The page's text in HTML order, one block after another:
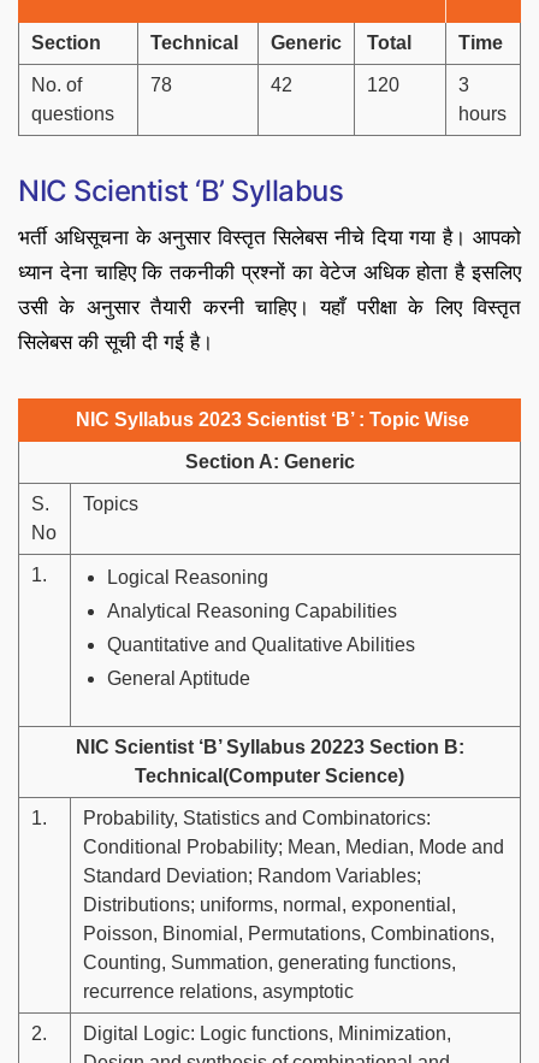
Section Technical Generic Total Time
No. of
questions
78 42 120
3
hours
NIC Scientist ‘B’ Syllabus
भर्ती अधिसूचना के अनुसार विस्तृत सिलेबस नीचे दिया गया है। आपको
ध्यान देना चाहिए कि तकनीकी प्रश्नों का वेटेज अधिक होता है इसलिए
उसी के अनुसार तैयारी करनी चाहिए। यहाँ परीक्षा के लिए विस्तृत
सिलेबस की सूची दी गई है।
NIC Syllabus 2023 Scientist ‘B’ : Topic Wise
Section A: Generic
S.
No
Topics
1.
Logical Reasoning
Analytical Reasoning Capabilities
Quantitative and Qualitative Abilities
General Aptitude
NIC Scientist ‘B’ Syllabus 20223 Section B:
Technical(Computer Science)
1.
Probability, Statistics and Combinatorics:
Conditional Probability; Mean, Median, Mode and
Standard Deviation; Random Variables;
Distributions; uniforms, normal, exponential,
Poisson, Binomial, Permutations, Combinations,
Counting, Summation, generating functions,
recurrence relations, asymptotic
2.
Digital Logic: Logic functions, Minimization,